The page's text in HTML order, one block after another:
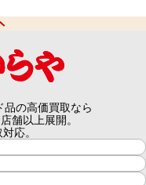
の高価買取なら
舗以上展開。
応。